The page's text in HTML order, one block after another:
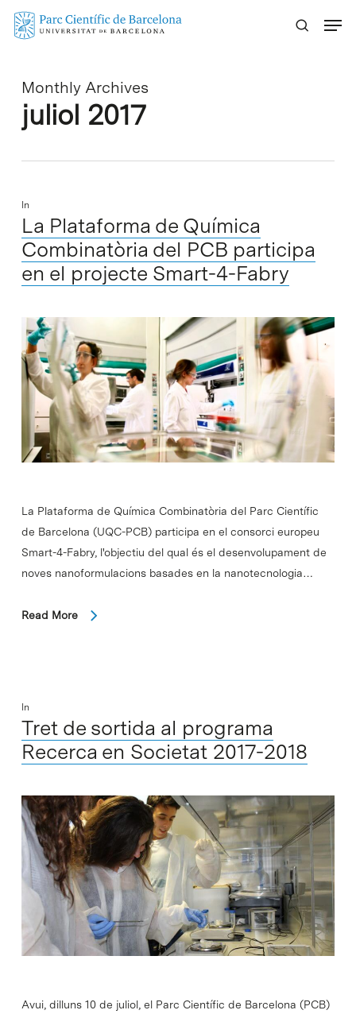
Skip
Monthly Archives
juliol 2017
In
La Plataforma de Química
Combinatòria del PCB participa
en el projecte Smart-4-Fabry
La Plataforma de Química Combinatòria del Parc Científic
de Barcelona (UQC-PCB) participa en el consorci europeu
Smart-4-Fabry, l'objectiu del qual és el desenvolupament de
noves nanoformulacions basades en la nanotecnologia…
Read More
In
Tret de sortida al programa
Recerca en Societat 2017-2018
Avui, dilluns 10 de juliol, el Parc Científic de Barcelona (PCB)